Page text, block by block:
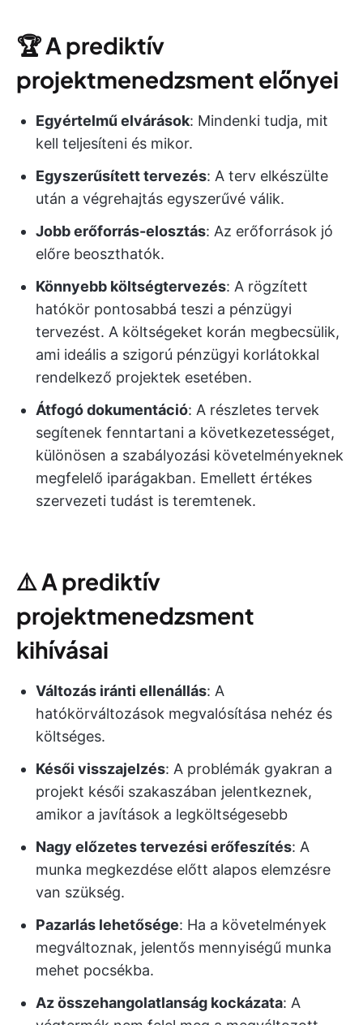
🏆A prediktív
projektmenedzsment előnyei
Egyértelmű elvárások: Mindenki tudja, mit
kell teljesíteni és mikor.
Egyszerűsített tervezés: A terv elkészülte
után a végrehajtás egyszerűvé válik.
Jobb erőforrás-elosztás: Az erőforrások jó
előre beoszthatók.
Könnyebb költségtervezés: A rögzített
hatókör pontosabbá teszi a pénzügyi
tervezést. A költségeket korán megbecsülik,
ami ideális a szigorú pénzügyi korlátokkal
rendelkező projektek esetében.
Átfogó dokumentáció: A részletes tervek
segítenek fenntartani a következetességet,
különösen a szabályozási követelményeknek
megfelelő iparágakban. Emellett értékes
szervezeti tudást is teremtenek.
⚠️A prediktív
projektmenedzsment
kihívásai
Változás iránti ellenállás: A
hatókörváltozások megvalósítása nehéz és
költséges.
Késői visszajelzés: A problémák gyakran a
projekt késői szakaszában jelentkeznek,
amikor a javítások a legköltségesebb
Nagy előzetes tervezési erőfeszítés: A
munka megkezdése előtt alapos elemzésre
van szükség.
Pazarlás lehetősége: Ha a követelmények
megváltoznak, jelentős mennyiségű munka
mehet pocsékba.
Az összehangolatlanság kockázata: A